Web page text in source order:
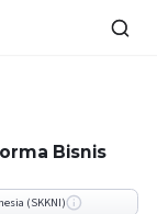
Bisnis
(SKKNI)